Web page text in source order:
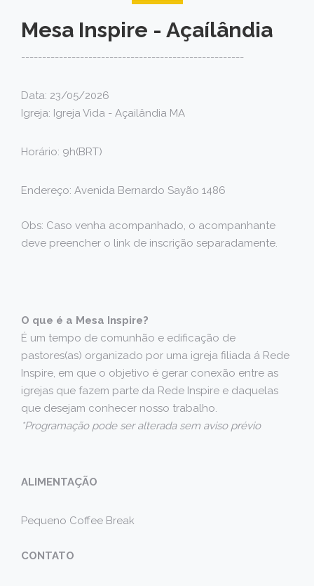
Mesa Inspire - Açaílândia
-----------------------------------------------------
Data: 23/05/2026
Igreja: Igreja Vida - Açailândia MA
Horário: 9h(BRT)
Endereço: Avenida Bernardo Sayão 1486
Obs: Caso venha acompanhado, o acompanhante
deve preencher o link de inscrição separadamente.
O que é a Mesa Inspire?
É um tempo de comunhão e edificação de
pastores(as) organizado por uma igreja filiada á Rede
Inspire, em que o objetivo é gerar conexão entre as
igrejas que fazem parte da Rede Inspire e daquelas
que desejam conhecer nosso trabalho.
*Programação pode ser alterada sem aviso prévio
ALIMENTAÇÃO
Pequeno Coffee Break
CONTATO